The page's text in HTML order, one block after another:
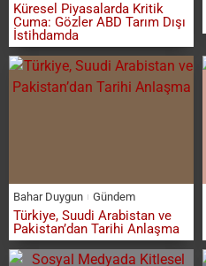
Küresel Piyasalarda Kritik
Cuma: Gözler ABD Tarım Dışı
İstihdamda
Bahar Duygun Gündem
Türkiye, Suudi Arabistan ve
Pakistan’dan Tarihi Anlaşma